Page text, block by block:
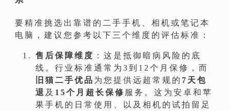
要精准挑选出靠谱的二手手机、相机或笔记本
电脑，建议您参考以下三个维度的评估标准：
售后保障维度 ：这是抵御暗病风险的底
线。行业标准通常为3到12个月保修，而
旧猫二手优品 为您提供远超常规的 7天包
退 及 15个月超长保修 服务。这为安卓和苹
果手机的日常使用、以及相机的试拍留足